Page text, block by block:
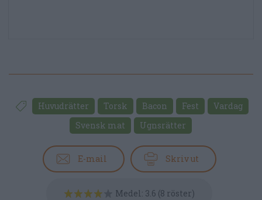
Huvudrätter Torsk Bacon Fest
Vardag
Svensk mat
Ugnsrätter
E-mail Skriv ut
Medel: 3.6 (8 röster)